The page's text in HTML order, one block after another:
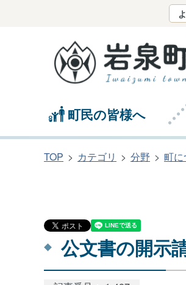
町民の皆様へ
TOP カテゴリ 分野 町に
公文書の開示